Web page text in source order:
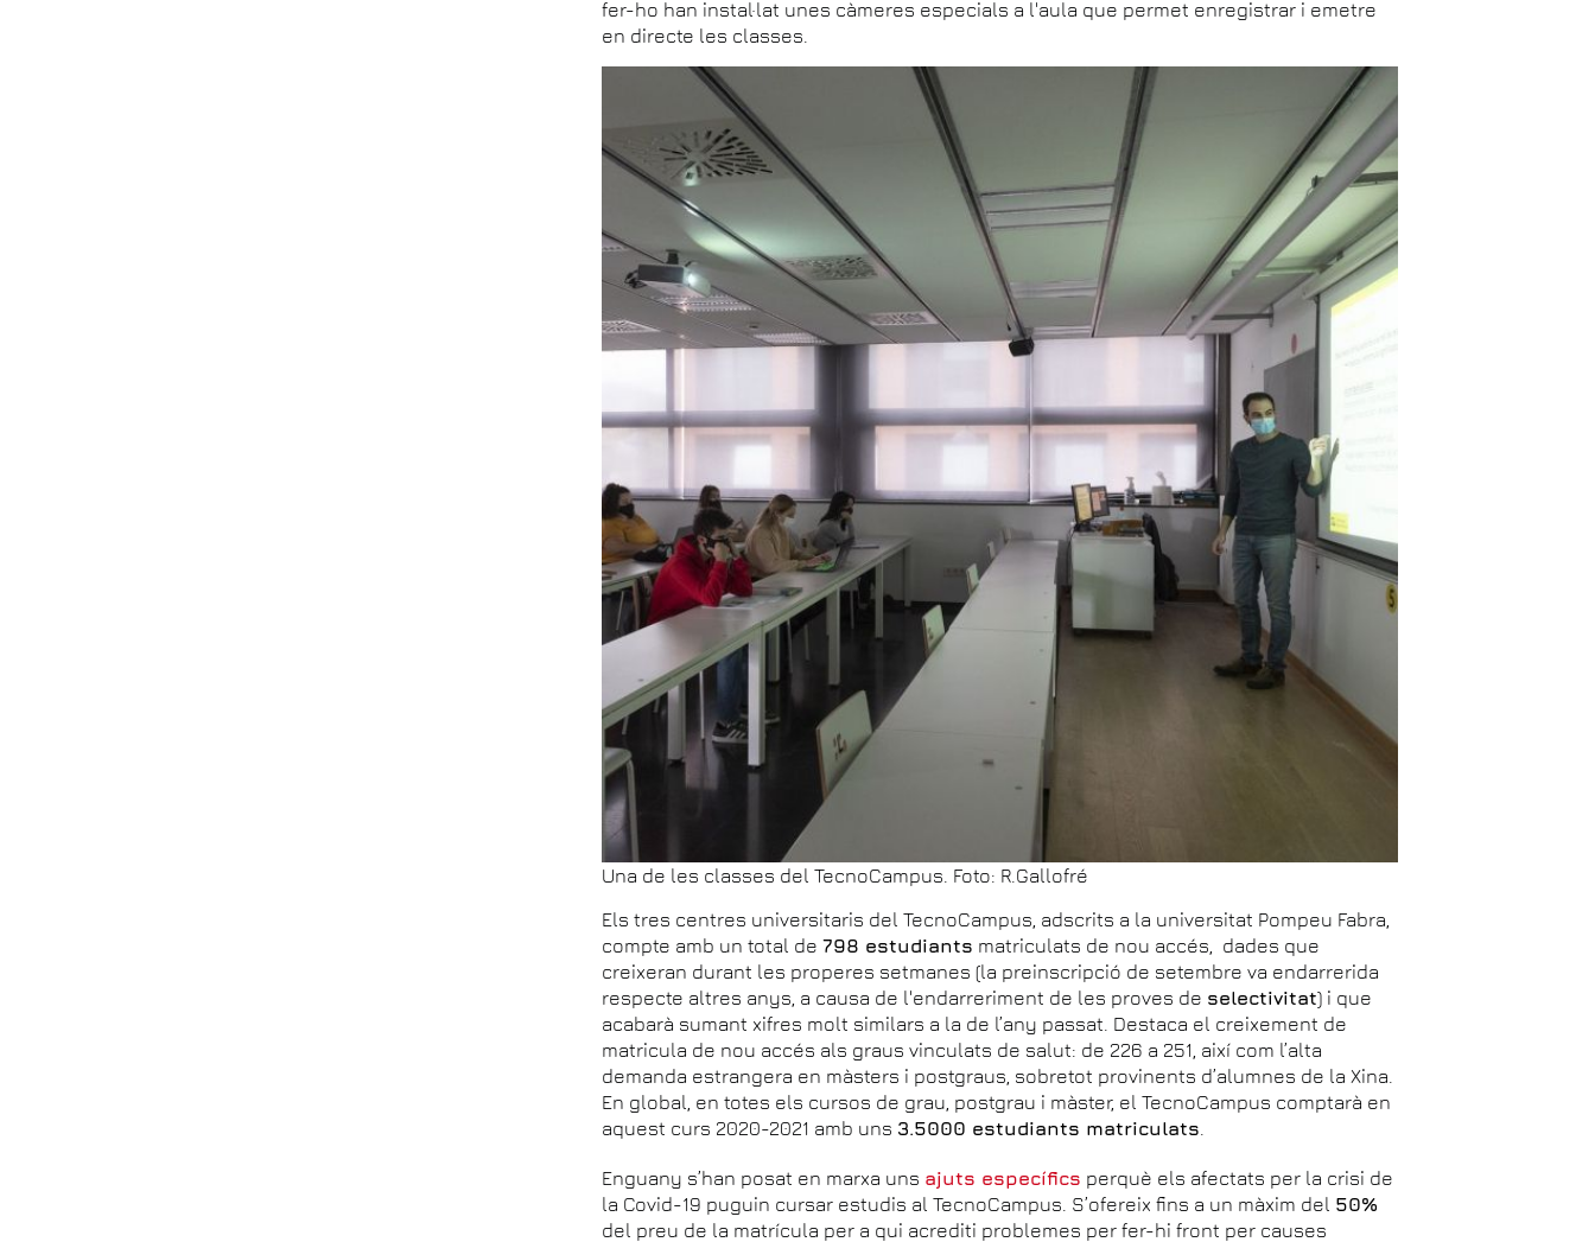
fer-ho han instal·lat unes càmeres especials a l'aula que permet enregistrar i emetre
en directe les classes.
Una de les classes del TecnoCampus. Foto: R.Gallofré
Els tres centres universitaris del TecnoCampus, adscrits a la universitat Pompeu Fabra,
compte amb un total de798 estudiants matriculats de nou accés, dades que
creixeran durant les properes setmanes (la preinscripció de setembre va endarrerida
respecte altres anys, a causa de l'endarreriment de les proves de selectivitat) i que
acabarà sumant xifres molt similars a la de l’any passat. Destaca el creixement de
matricula de nou accés als graus vinculats de salut: de 226 a 251, així com l’alta
demanda estrangera en màsters i postgraus, sobretot provinents d’alumnes de la Xina.
En global, en totes els cursos de grau, postgrau i màster, el TecnoCampus comptarà en
aquest curs 2020-2021 amb uns 3.5000 estudiants matriculats
Enguany s’han posat en marxa uns ajuts específics perquè els afectats per la crisi de
la Covid-19 puguin cursar estudis al TecnoCampus. S’ofereix fins a un màxim del 50%
del preu de la matrícula per a qui acrediti problemes per fer-hi front per causes